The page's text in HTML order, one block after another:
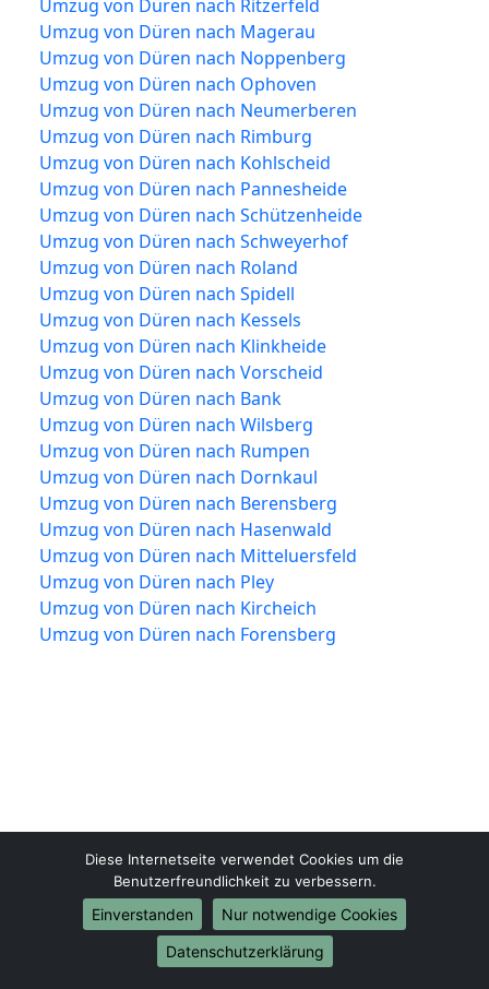
Umzug von Düren nach Ritzerfeld
Umzug von Düren nach Magerau
Umzug von Düren nach Noppenberg
Umzug von Düren nach Ophoven
Umzug von Düren nach Neumerberen
Umzug von Düren nach Rimburg
Umzug von Düren nach Kohlscheid
Umzug von Düren nach Pannesheide
Umzug von Düren nach Schützenheide
Umzug von Düren nach Schweyerhof
Umzug von Düren nach Roland
Umzug von Düren nach Spidell
Umzug von Düren nach Kessels
Umzug von Düren nach Klinkheide
Umzug von Düren nach Vorscheid
Umzug von Düren nach Bank
Umzug von Düren nach Wilsberg
Umzug von Düren nach Rumpen
Umzug von Düren nach Dornkaul
Umzug von Düren nach Berensberg
Umzug von Düren nach Hasenwald
Umzug von Düren nach Mitteluersfeld
Umzug von Düren nach Pley
Umzug von Düren nach Kircheich
Umzug von Düren nach Forensberg
Umzugsfirma-Düren.de
01579-2482389
Diese Internetseite verwendet Cookies um die
Benutzerfreundlichkeit zu verbessern.
Einverstanden
Nur notwendige Cookies
Datenschutzerklärung